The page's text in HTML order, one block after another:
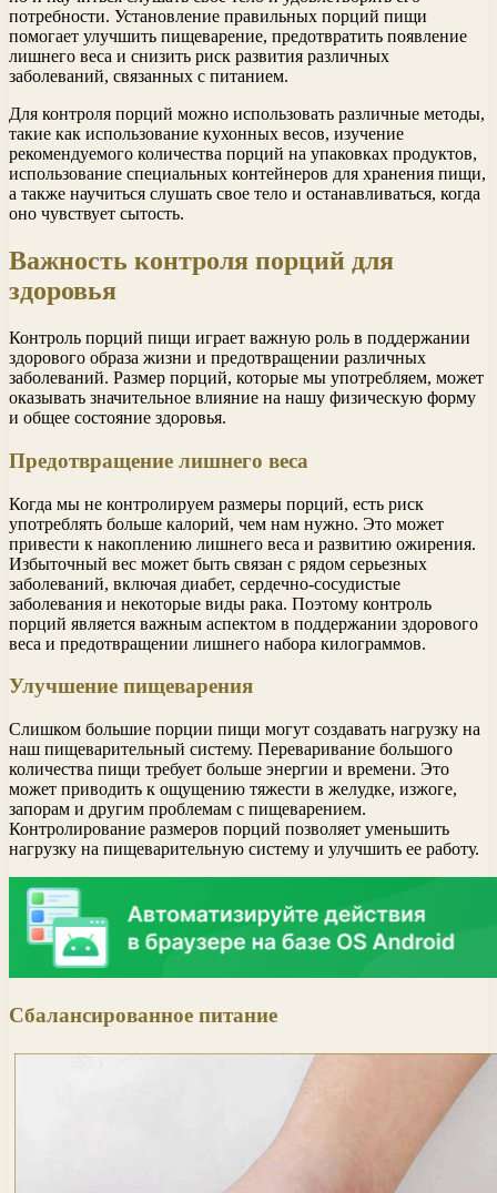
потребности. Установление правильных порций пищи
помогает улучшить пищеварение, предотвратить появление
лишнего веса и снизить риск развития различных
заболеваний, связанных с питанием.
Для контроля порций можно использовать различные методы,
такие как использование кухонных весов, изучение
рекомендуемого количества порций на упаковках продуктов,
использование специальных контейнеров для хранения пищи,
а также научиться слушать свое тело и останавливаться, когда
оно чувствует сытость.
Важность контроля порций для
здоровья
Контроль порций пищи играет важную роль в поддержании
здорового образа жизни и предотвращении различных
заболеваний. Размер порций, которые мы употребляем, может
оказывать значительное влияние на нашу физическую форму
и общее состояние здоровья.
Предотвращение лишнего веса
Когда мы не контролируем размеры порций, есть риск
употреблять больше калорий, чем нам нужно. Это может
привести к накоплению лишнего веса и развитию ожирения.
Избыточный вес может быть связан с рядом серьезных
заболеваний, включая диабет, сердечно-сосудистые
заболевания и некоторые виды рака. Поэтому контроль
порций является важным аспектом в поддержании здорового
веса и предотвращении лишнего набора килограммов.
Улучшение пищеварения
Слишком большие порции пищи могут создавать нагрузку на
наш пищеварительный систему. Переваривание большого
количества пищи требует больше энергии и времени. Это
может приводить к ощущению тяжести в желудке, изжоге,
запорам и другим проблемам с пищеварением.
Контролирование размеров порций позволяет уменьшить
нагрузку на пищеварительную систему и улучшить ее работу.
Сбалансированное питание